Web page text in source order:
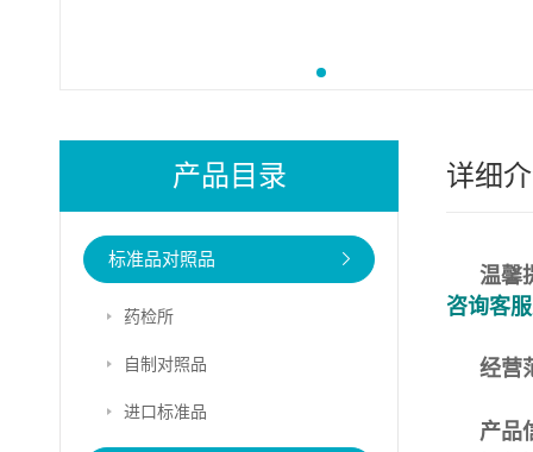
产品目录
标准品对照品
药检所
自制对照品
进口标准品
详细
温馨
咨询客
经营
产品